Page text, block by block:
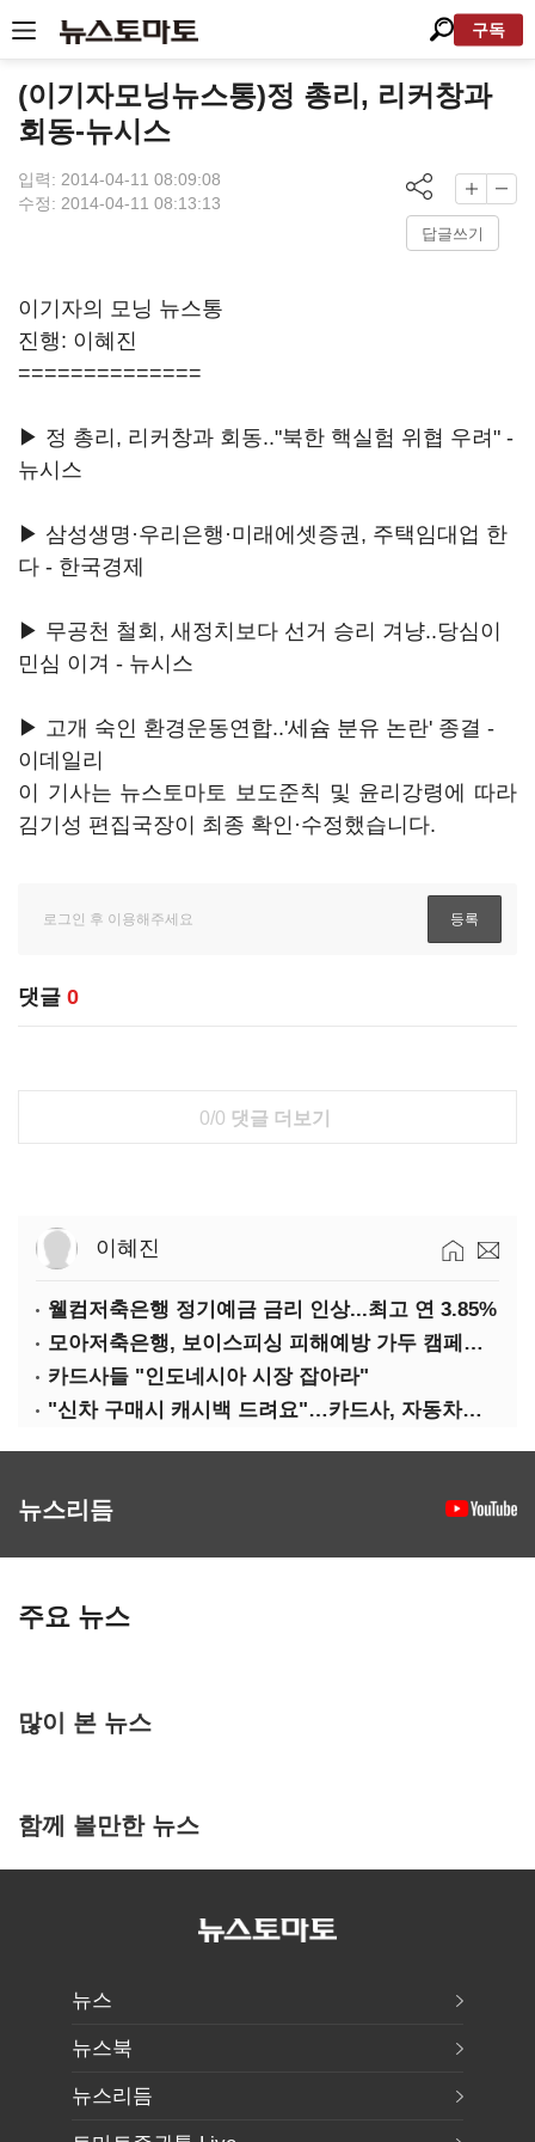
구독
(이기자모닝뉴스통)정 총리, 리커창과
회동-뉴시스
입력: 2014-04-11 08:09:08
수정: 2014-04-11 08:13:13
답글쓰기
이기자의 모닝 뉴스통
진행: 이혜진
==============
▶ 정 총리, 리커창과 회동.."북한 핵실험 위협 우려" -
뉴시스
▶ 삼성생명·우리은행·미래에셋증권, 주택임대업 한
다 - 한국경제
▶ 무공천 철회, 새정치보다 선거 승리 겨냥..당심이
민심 이겨 - 뉴시스
▶ 고개 숙인 환경운동연합..'세슘 분유 논란' 종결 -
이데일리
이 기사는 뉴스토마토 보도준칙 및 윤리강령에 따라
김기성 편집국장이 최종 확인·수정했습니다.
댓글 0
0/0 댓글 더보기
이혜진
웰컴저축은행 정기예금 금리 인상...최고 연 3.85%
모아저축은행, 보이스피싱 피해예방 가두 캠페인 실시
카드사들 "인도네시아 시장 잡아라"
"신차 구매시 캐시백 드려요"…카드사, 자동차금융 마케팅
뉴스리듬
주요 뉴스
많이 본 뉴스
함께 볼만한 뉴스
뉴스
뉴스북
뉴스리듬